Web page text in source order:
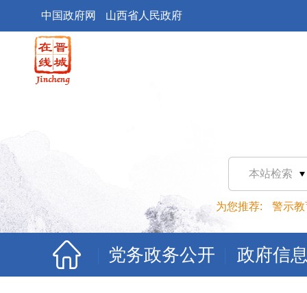
中国政府网 山西省人民政府
本站检索
为您推荐: 警示教
党务政务公开 政府信